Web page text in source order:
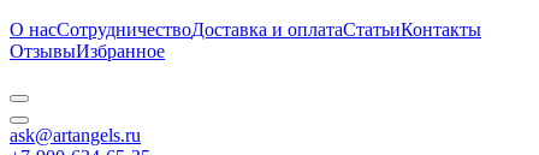
О насСотрудничествоДоставка и оплатаСтатьиКонтакты
ОтзывыИзбранное
ask@artangels.ru